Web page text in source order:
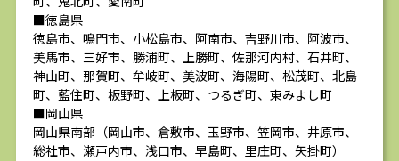
■徳島県
徳島市、鳴門市、小松島市、阿南市、吉野川市、阿波市、
美馬市、三好市、勝浦町、上勝町、佐那河内村、石井町、
神山町、那賀町、牟岐町、美波町、海陽町、松茂町、北島
町、藍住町、板野町、上板町、つるぎ町、東みよし町
■岡山県
岡山県南部（岡山市、倉敷市、玉野市、笠岡市、井原市、
総社市、瀬戸内市、浅口市、早島町、里庄町、矢掛町）